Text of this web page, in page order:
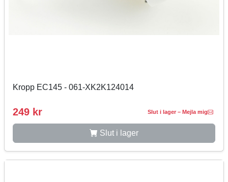
Kropp EC145 - 061-XK2K124014
249 kr Slut i lager – Mejla mig
Slut i lager